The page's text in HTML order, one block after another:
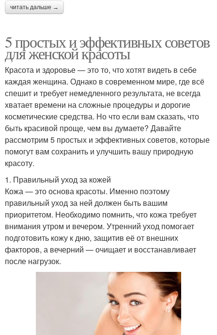
читать дальше →
5 простых и эффективных советов
для женской красоты
Красота и здоровье — это то, что хотят видеть в себе
каждая женщина. Однако в современном мире, где всё
спешит и требует немедленного результата, не всегда
хватает времени на сложные процедуры и дорогие
косметические средства. Но что если вам сказать, что
быть красивой проще, чем вы думаете? Давайте
рассмотрим 5 простых и эффективных советов, которые
помогут вам сохранить и улучшить вашу природную
красоту.
1. Правильный уход за кожей
Кожа — это основа красоты. Именно поэтому
правильный уход за ней должен быть вашим
приоритетом. Необходимо помнить, что кожа требует
внимания утром и вечером. Утренний уход помогает
подготовить кожу к дню, защитив её от внешних
факторов, а вечерний — очищает и восстанавливает
после нагрузок.